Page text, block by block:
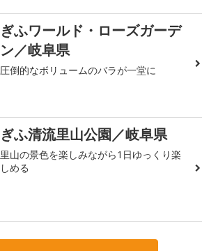
ぎふワールド・ローズガーデ
ン／岐阜県
圧倒的なボリュームのバラが一堂に
ぎふ清流里山公園／岐阜県
里山の景色を楽しみながら1日ゆっくり楽
しめる